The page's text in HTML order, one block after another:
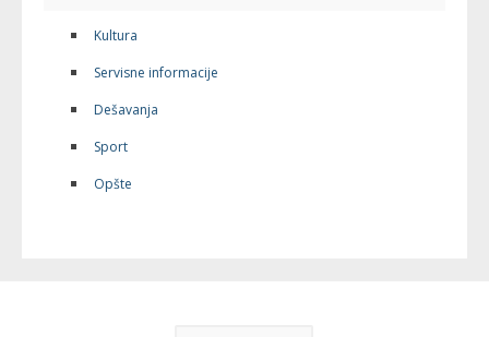
Kultura
Servisne informacije
Dešavanja
Sport
Opšte